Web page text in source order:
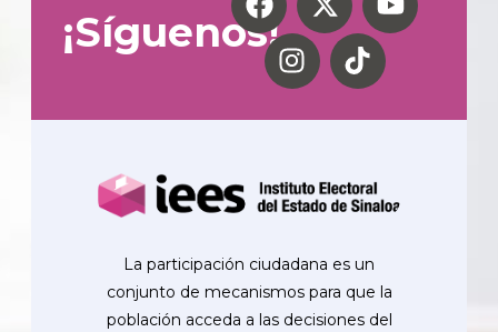
¡Síguenos!
La participación ciudadana es un
conjunto de mecanismos para que la
población acceda a las decisiones del